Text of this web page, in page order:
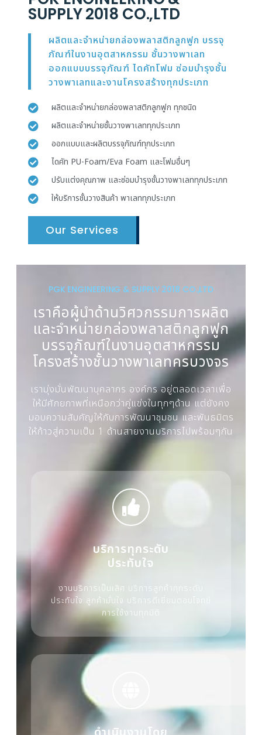
SUPPLY 2018 CO.,LTD
ผลิตและจำหน่ายกล่องพลาสติกลูกฟูก บรรจุ
ภัณฑ์ในงานอุตสาหกรรม ชั้นวางพาเลท
ออกแบบบรรจุภัณฑ์ ไดคัทโฟม ซ่อมบำรุงชั้น
วางพาเลทและงานโครงสร้างทุกประเภท
ผลิตและจำหน่ายกล่องพลาสติกลูกฟูก ทุกชนิด
ผลิตและจำหน่ายชั้นวางพาเลททุกประเภท
ออกแบบและผลิตบรรจุภัณฑ์ทุกประเภท
ไดคัท PU-Foam/Eva Foam และโฟมอื่นๆ
ปรับแต่งคุณภาพ และซ่อมบำรุงชั้นวางพาเลททุกประเภท
ให้บริการชั้นวางสินค้า พาเลททุกประเภท
Our Services
PGK ENGINEERING & SUPPLY 2018 CO.,LTD
เราคือผู้นำด้านวิศวกรรมการผลิต
และจำหน่ายกล่องพลาสติกลูกฟูก
บรรจุภัณฑ์ในงานอุตสาหกรรม
โครงสร้างชั้นวางพาเลทครบวงจร
เรามุ่งมั่นพัฒนาบุคลากร องค์กร อยู่ตลอดเวลาเพื่อ
ให้มีศักยภาพที่เหนือกว่าคู่แข่งในทุกๆด้าน แต่ยังคง
มอบความสัมคัญให้กับการพัฒนาชุมชน และพันธมิตร
ให้ก้าวสู่ความเป็น 1 ด้านสายงานบริการไปพร้อมๆกัน
บริการทุกระดับ
ประทับใจ
งานบริการเป็นเลิศ บริการลูกค้าทุกระดับ
ประทับใจ ลูกค้ามั่นใจ บริการดีเยี่ยมตอบโจทย์
การใช้งานทุกมิติ